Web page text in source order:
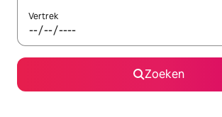
Vertrek
Zoeken